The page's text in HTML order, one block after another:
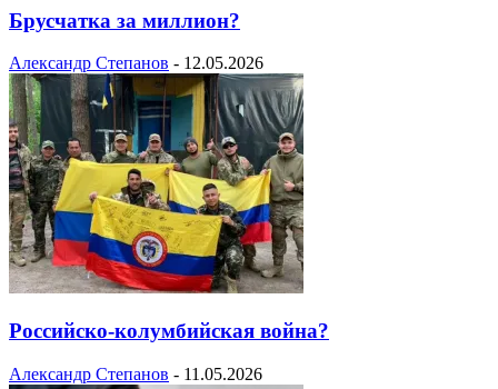
Брусчатка за миллион?
Александр Степанов - 12.05.2026
Российско-колумбийская война?
Александр Степанов - 11.05.2026